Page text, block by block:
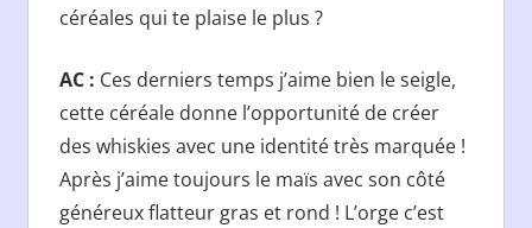
céréales qui te plaise le plus ?
AC : Ces derniers temps j’aime bien le seigle,
cette céréale donne l’opportunité de créer
des whiskies avec une identité très marquée !
Après j’aime toujours le maïs avec son côté
généreux flatteur gras et rond ! L’orge c’est